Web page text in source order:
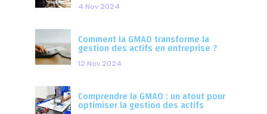
4 Nov 2024
Comment la GMAO transforme la
gestion des actifs en entreprise ?
12 Nov 2024
Comprendre la GMAO : un atout pour
optimiser la gestion des actifs